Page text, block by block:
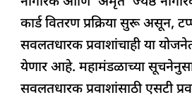
कार्ड वितरण प्रक्रिया सुरू असून,
सवलतधारक प्रवाशांचाही या
येणार आहे. महामंडळाच्या
सवलतधारक प्रवाशांसाठी एसटी